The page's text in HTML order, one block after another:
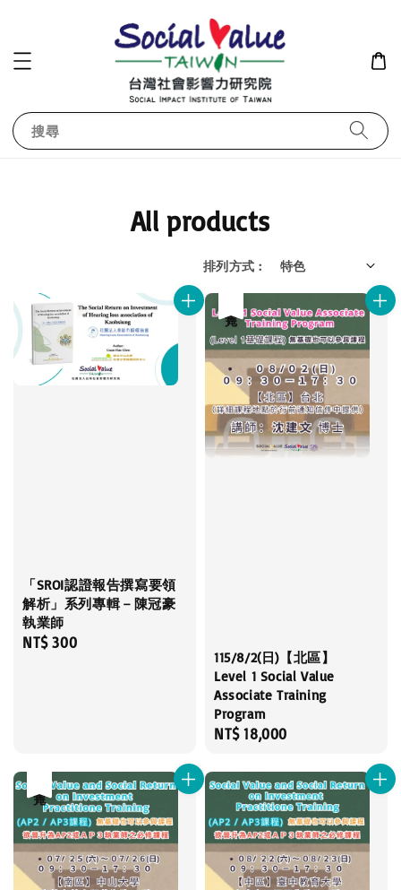
搜尋
All products
排列方式 :
「SROI認證報告撰寫要領
解析」系列專輯－陳冠豪
執業師
Regular
NT$ 300
115/8/2(日)【北區】
Level 1 Social Value
Associate Training
Program
Regular
NT$ 18,000